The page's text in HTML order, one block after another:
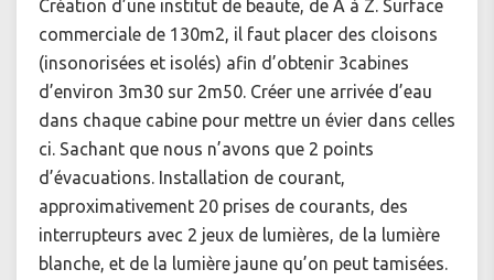
Création d’une institut de beaute, de À à Z. Surface
commerciale de 130m2, il faut placer des cloisons
(insonorisées et isolés) afin d’obtenir 3cabines
d’environ 3m30 sur 2m50. Créer une arrivée d’eau
dans chaque cabine pour mettre un évier dans celles
ci. Sachant que nous n’avons que 2 points
d’évacuations. Installation de courant,
approximativement 20 prises de courants, des
interrupteurs avec 2 jeux de lumières, de la lumière
blanche, et de la lumière jaune qu’on peut tamisées.